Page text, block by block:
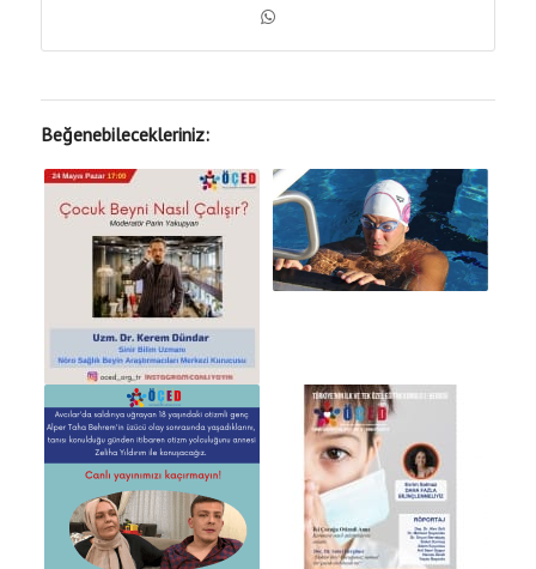
Beğenebilecekleriniz: